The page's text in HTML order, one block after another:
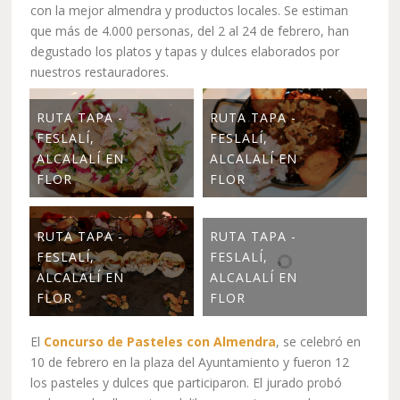
con la mejor almendra y productos locales. Se estiman
que más de 4.000 personas, del 2 al 24 de febrero, han
degustado los platos y tapas y dulces elaborados por
nuestros restauradores.
RUTA TAPA -
FESLALÍ,
ALCALALÍ EN
FLOR
RUTA TAPA -
FESLALÍ,
ALCALALÍ EN
FLOR
RUTA TAPA -
FESLALÍ,
ALCALALÍ EN
FLOR
RUTA TAPA -
FESLALÍ,
ALCALALÍ EN
FLOR
El Concurso de Pasteles con Almendra, se celebró en
10 de febrero en la plaza del Ayuntamiento y fueron 12
los pasteles y dulces que participaron. El jurado probó